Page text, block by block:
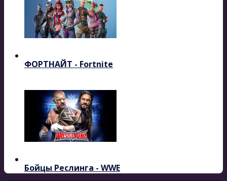
ФОРТНАЙТ - Fortnite
Бойцы Реслинга - WWE